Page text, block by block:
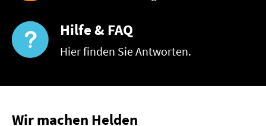
Hilfe & FAQ
Hier finden Sie Antworten.
Wir machen Helden